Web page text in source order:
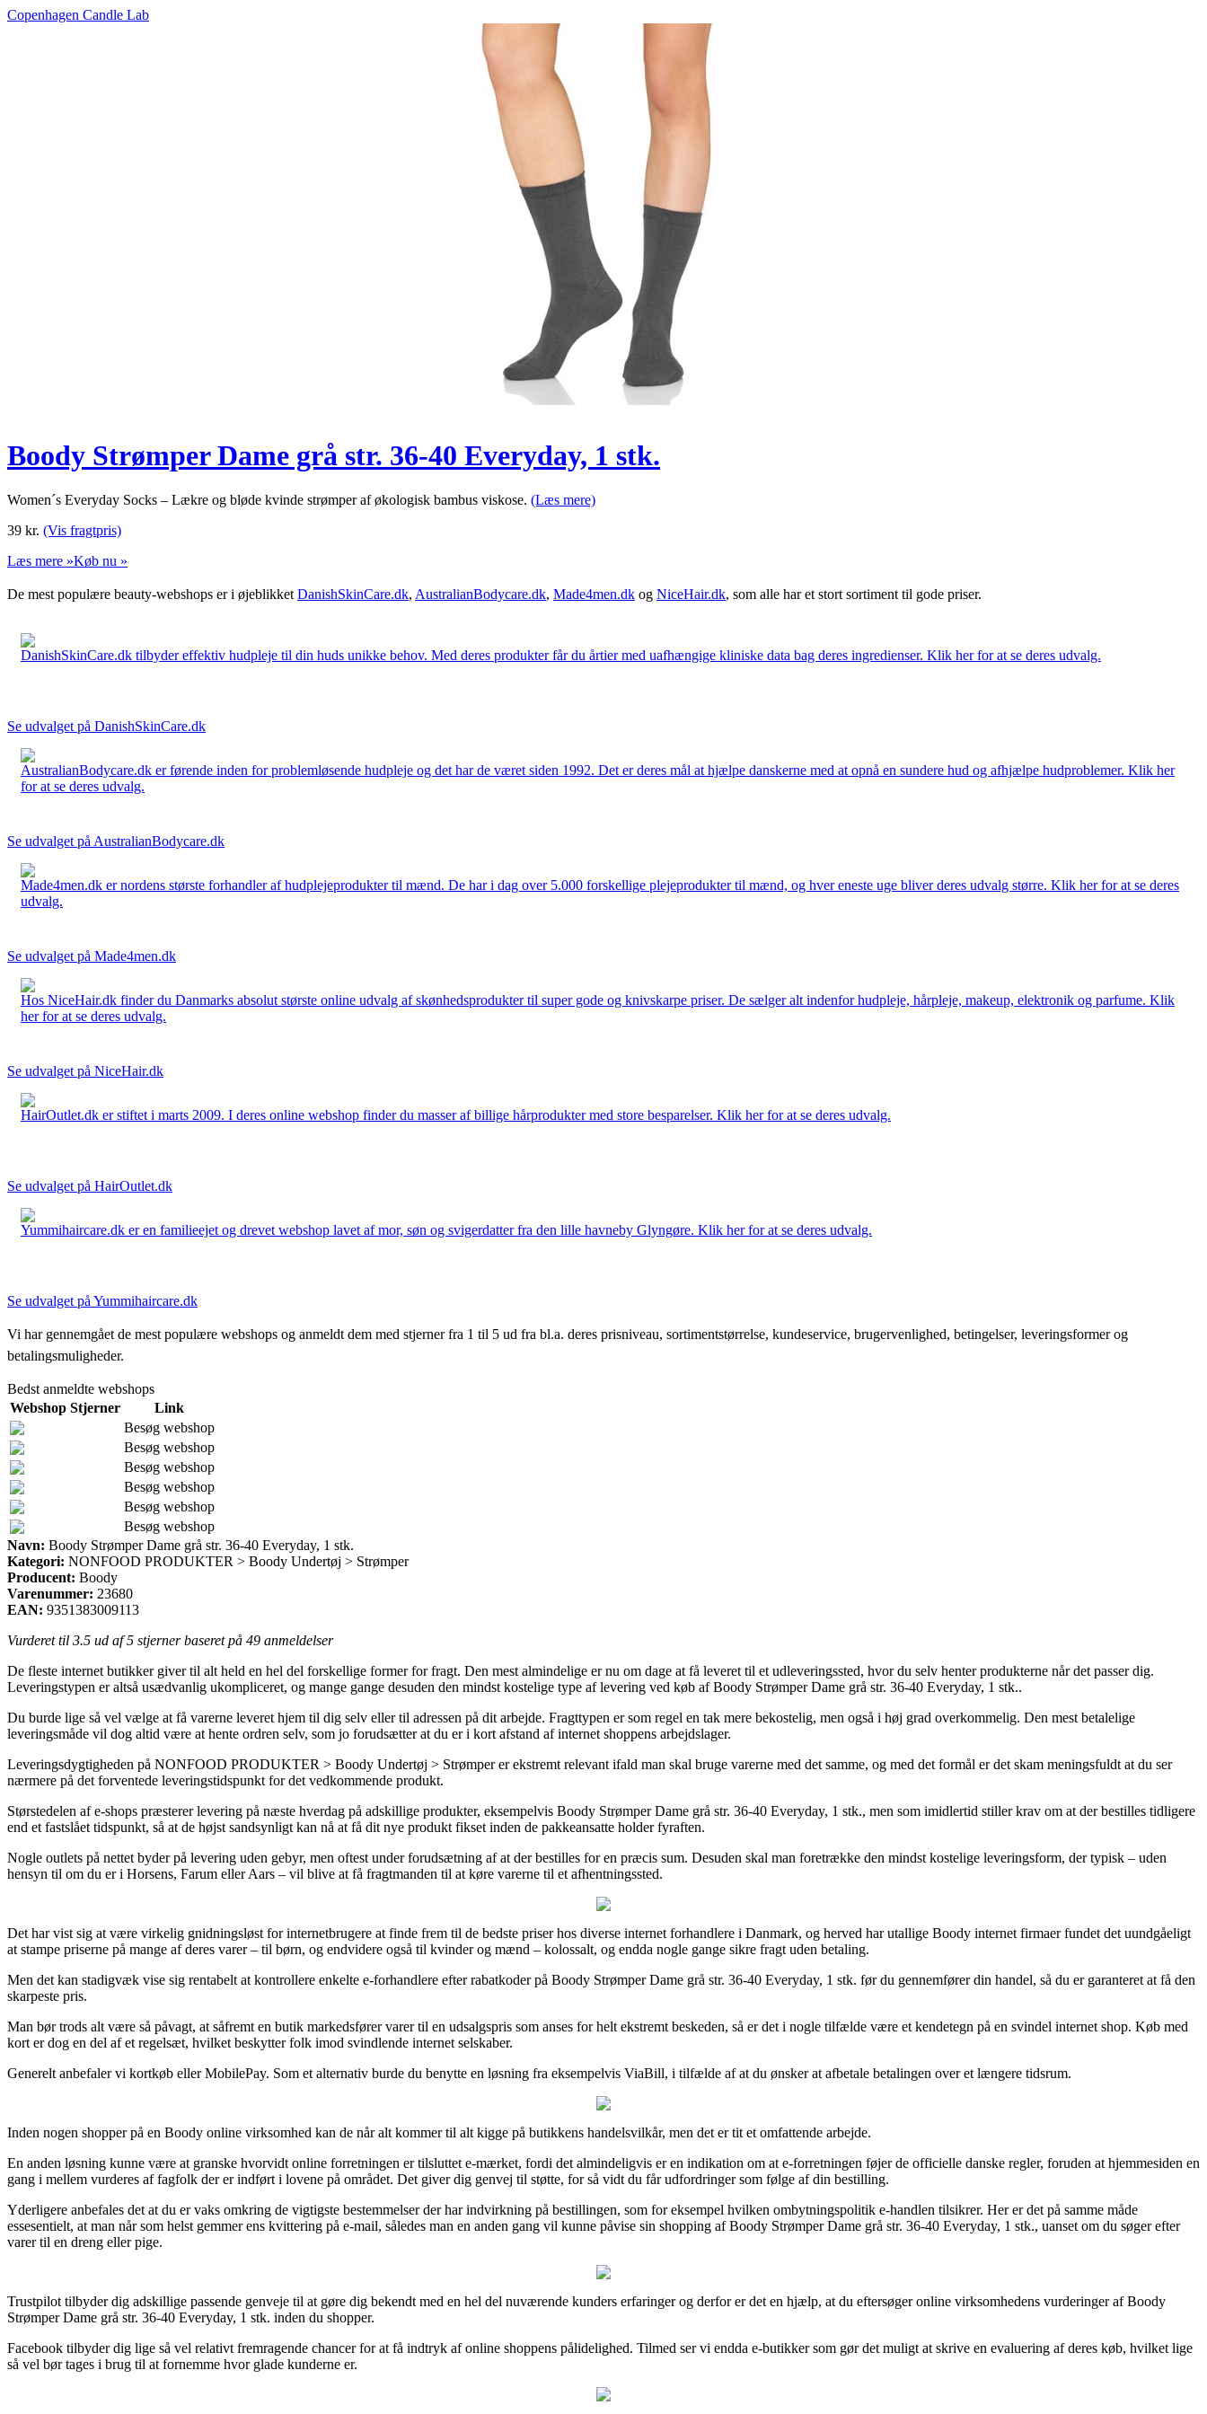
Copenhagen Candle Lab
Boody Strømper Dame grå str. 36-40 Everyday, 1 stk.
Women´s Everyday Socks – Lækre og bløde kvinde strømper af økologisk bambus viskose. (Læs mere)
39 kr. (Vis fragtpris)
Læs mere »Køb nu »
De mest populære beauty-webshops er i øjeblikket DanishSkinCare.dk, AustralianBodycare.dk, Made4men.dk og NiceHair.dk, som alle har et stort sortiment til gode priser.
DanishSkinCare.dk tilbyder effektiv hudpleje til din huds unikke behov. Med deres produkter får du årtier med uafhængige kliniske data bag deres ingredienser. Klik her for at se deres udvalg.
Se udvalget på DanishSkinCare.dk
AustralianBodycare.dk er førende inden for problemløsende hudpleje og det har de været siden 1992. Det er deres mål at hjælpe danskerne med at opnå en sundere hud og afhjælpe hudproblemer. Klik her
for at se deres udvalg.
Se udvalget på AustralianBodycare.dk
Made4men.dk er nordens største forhandler af hudplejeprodukter til mænd. De har i dag over 5.000 forskellige plejeprodukter til mænd, og hver eneste uge bliver deres udvalg større. Klik her for at se deres
udvalg.
Se udvalget på Made4men.dk
Hos NiceHair.dk finder du Danmarks absolut største online udvalg af skønhedsprodukter til super gode og knivskarpe priser. De sælger alt indenfor hudpleje, hårpleje, makeup, elektronik og parfume. Klik
her for at se deres udvalg.
Se udvalget på NiceHair.dk
HairOutlet.dk er stiftet i marts 2009. I deres online webshop finder du masser af billige hårprodukter med store besparelser. Klik her for at se deres udvalg.
Se udvalget på HairOutlet.dk
Yummihaircare.dk er en familieejet og drevet webshop lavet af mor, søn og svigerdatter fra den lille havneby Glyngøre. Klik her for at se deres udvalg.
Se udvalget på Yummihaircare.dk
Vi har gennemgået de mest populære webshops og anmeldt dem med stjerner fra 1 til 5 ud fra bl.a. deres prisniveau, sortimentstørrelse, kundeservice, brugervenlighed, betingelser, leveringsformer og
betalingsmuligheder.
Bedst anmeldte webshops
Webshop Stjerner
Link
Besøg webshop
Besøg webshop
Besøg webshop
Besøg webshop
Besøg webshop
Besøg webshop
Navn: Boody Strømper Dame grå str. 36-40 Everyday, 1 stk.
Kategori: NONFOOD PRODUKTER > Boody Undertøj > Strømper
Producent: Boody
Varenummer: 23680
EAN: 9351383009113
Vurderet til 3.5 ud af 5 stjerner baseret på 49 anmeldelser
De fleste internet butikker giver til alt held en hel del forskellige former for fragt. Den mest almindelige er nu om dage at få leveret til et udleveringssted, hvor du selv henter produkterne når det passer dig.
Leveringstypen er altså usædvanlig ukompliceret, og mange gange desuden den mindst kostelige type af levering ved køb af Boody Strømper Dame grå str. 36-40 Everyday, 1 stk..
Du burde lige så vel vælge at få varerne leveret hjem til dig selv eller til adressen på dit arbejde. Fragttypen er som regel en tak mere bekostelig, men også i høj grad overkommelig. Den mest betalelige
leveringsmåde vil dog altid være at hente ordren selv, som jo forudsætter at du er i kort afstand af internet shoppens arbejdslager.
Leveringsdygtigheden på NONFOOD PRODUKTER > Boody Undertøj > Strømper er ekstremt relevant ifald man skal bruge varerne med det samme, og med det formål er det skam meningsfuldt at du ser
nærmere på det forventede leveringstidspunkt for det vedkommende produkt.
Størstedelen af e-shops præsterer levering på næste hverdag på adskillige produkter, eksempelvis Boody Strømper Dame grå str. 36-40 Everyday, 1 stk., men som imidlertid stiller krav om at der bestilles tidligere
end et fastslået tidspunkt, så at de højst sandsynligt kan nå at få dit nye produkt fikset inden de pakkeansatte holder fyraften.
Nogle outlets på nettet byder på levering uden gebyr, men oftest under forudsætning af at der bestilles for en præcis sum. Desuden skal man foretrække den mindst kostelige leveringsform, der typisk – uden
hensyn til om du er i Horsens, Farum eller Aars – vil blive at få fragtmanden til at køre varerne til et afhentningssted.
Det har vist sig at være virkelig gnidningsløst for internetbrugere at finde frem til de bedste priser hos diverse internet forhandlere i Danmark, og herved har utallige Boody internet firmaer fundet det uundgåeligt
at stampe priserne på mange af deres varer – til børn, og endvidere også til kvinder og mænd – kolossalt, og endda nogle gange sikre fragt uden betaling.
Men det kan stadigvæk vise sig rentabelt at kontrollere enkelte e-forhandlere efter rabatkoder på Boody Strømper Dame grå str. 36-40 Everyday, 1 stk. før du gennemfører din handel, så du er garanteret at få den
skarpeste pris.
Man bør trods alt være så påvagt, at såfremt en butik markedsfører varer til en udsalgspris som anses for helt ekstremt beskeden, så er det i nogle tilfælde være et kendetegn på en svindel internet shop. Køb med
kort er dog en del af et regelsæt, hvilket beskytter folk imod svindlende internet selskaber.
Generelt anbefaler vi kortkøb eller MobilePay. Som et alternativ burde du benytte en løsning fra eksempelvis ViaBill, i tilfælde af at du ønsker at afbetale betalingen over et længere tidsrum.
Inden nogen shopper på en Boody online virksomhed kan de når alt kommer til alt kigge på butikkens handelsvilkår, men det er tit et omfattende arbejde.
En anden løsning kunne være at granske hvorvidt online forretningen er tilsluttet e-mærket, fordi det almindeligvis er en indikation om at e-forretningen føjer de officielle danske regler, foruden at hjemmesiden en
gang i mellem vurderes af fagfolk der er indført i lovene på området. Det giver dig genvej til støtte, for så vidt du får udfordringer som følge af din bestilling.
Yderligere anbefales det at du er vaks omkring de vigtigste bestemmelser der har indvirkning på bestillingen, som for eksempel hvilken ombytningspolitik e-handlen tilsikrer. Her er det på samme måde
essesentielt, at man når som helst gemmer ens kvittering på e-mail, således man en anden gang vil kunne påvise sin shopping af Boody Strømper Dame grå str. 36-40 Everyday, 1 stk., uanset om du søger efter
varer til en dreng eller pige.
Trustpilot tilbyder dig adskillige passende genveje til at gøre dig bekendt med en hel del nuværende kunders erfaringer og derfor er det en hjælp, at du eftersøger online virksomhedens vurderinger af Boody
Strømper Dame grå str. 36-40 Everyday, 1 stk. inden du shopper.
Facebook tilbyder dig lige så vel relativt fremragende chancer for at få indtryk af online shoppens pålidelighed. Tilmed ser vi endda e-butikker som gør det muligt at skrive en evaluering af deres køb, hvilket lige
så vel bør tages i brug til at fornemme hvor glade kunderne er.